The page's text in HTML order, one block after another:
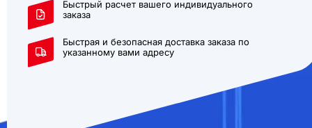
Быстрый расчет вашего индивидуального
заказа
Быстрая и безопасная доставка заказа по
указанному вами адресу